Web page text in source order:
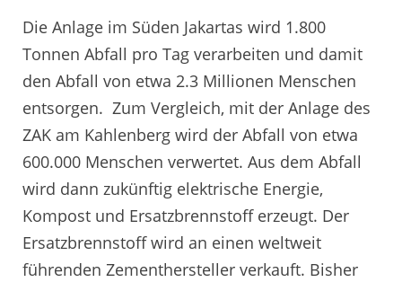
Die Anlage im Süden Jakartas wird 1.800
Tonnen Abfall pro Tag verarbeiten und damit
den Abfall von etwa 2.3 Millionen Menschen
entsorgen. Zum Vergleich, mit der Anlage des
ZAK am Kahlenberg wird der Abfall von etwa
600.000 Menschen verwertet. Aus dem Abfall
wird dann zukünftig elektrische Energie,
Kompost und Ersatzbrennstoff erzeugt. Der
Ersatzbrennstoff wird an einen weltweit
führenden Zementhersteller verkauft. Bisher